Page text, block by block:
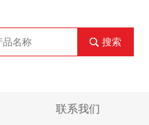
搜索
联系我们